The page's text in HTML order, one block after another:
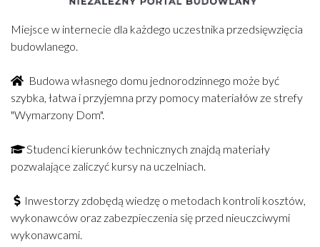
Miejsce w internecie dla każdego uczestnika przedsięwzięcia
budowlanego.
Budowa własnego domu jednorodzinnego może być
szybka, łatwa i przyjemna przy pomocy materiałów ze strefy
"Wymarzony Dom".
Studenci kierunków technicznych znajdą materiały
pozwalające zaliczyć kursy na uczelniach.
Inwestorzy zdobędą wiedzę o metodach kontroli kosztów,
wykonawców oraz zabezpieczenia się przed nieuczciwymi
wykonawcami.